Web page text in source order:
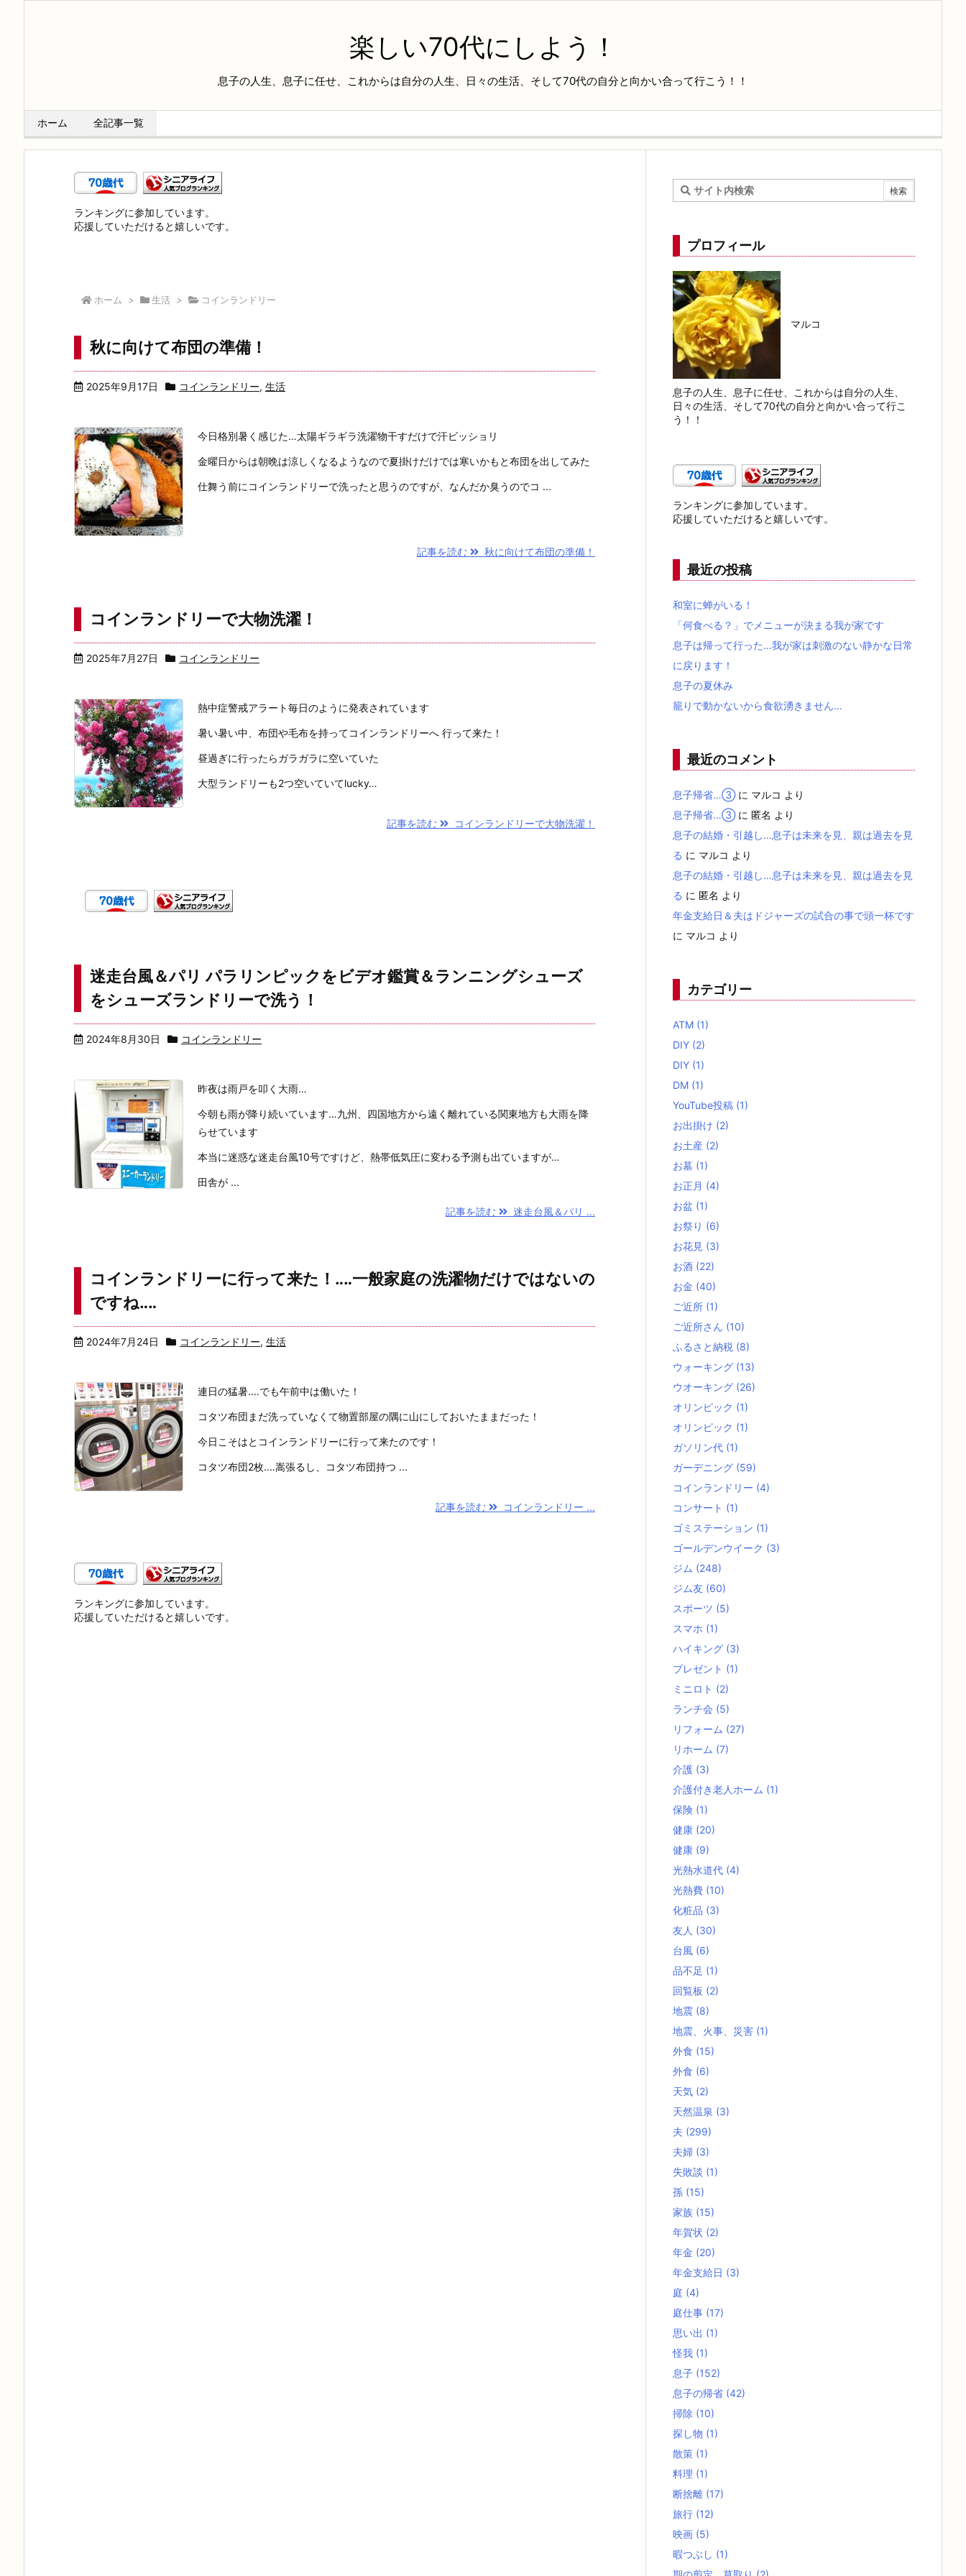
楽しい70代にしよう！
息子の人生、息子に任せ、これからは自分の人生、日々の生活、そして70代の自分と向かい合って行こう！！
ホーム 全記事一覧
ランキングに参加しています。
応援していただけると嬉しいです。
ホーム > 生活 > コインランドリー
秋に向けて布団の準備！
2025年9月17日 コインランドリー, 生活
今日格別暑く感じた…太陽ギラギラ洗濯物干すだけで汗ビッショリ
金曜日からは朝晩は涼しくなるようなので夏掛けだけでは寒いかもと布団を出してみた
仕舞う前にコインランドリーで洗ったと思うのですが、なんだか臭うのでコ ...
記事を読む 秋に向けて布団の準備！
コインランドリーで大物洗濯！
2025年7月27日 コインランドリー
熱中症警戒アラート毎日のように発表されています
暑い暑い中、布団や毛布を持ってコインランドリーへ 行って来た！
昼過ぎに行ったらガラガラに空いていた
大型ランドリーも2つ空いていてlucky…
記事を読む コインランドリーで大物洗濯！
迷走台風＆パリ パラリンピックをビデオ鑑賞＆ランニングシューズ
をシューズランドリーで洗う！
2024年8月30日 コインランドリー
昨夜は雨戸を叩く大雨…
今朝も雨が降り続いています…九州、四国地方から遠く離れている関東地方も大雨を降
らせています
本当に迷惑な迷走台風10号ですけど、熱帯低気圧に変わる予測も出ていますが…
田舎が ...
記事を読む 迷走台風＆パリ ...
コインランドリーに行って来た！‥‥一般家庭の洗濯物だけではないの
ですね‥‥
2024年7月24日 コインランドリー, 生活
連日の猛暑‥‥でも午前中は働いた！
コタツ布団まだ洗っていなくて物置部屋の隅に山にしておいたままだった！
今日こそはとコインランドリーに行って来たのです！
コタツ布団2枚‥‥嵩張るし、コタツ布団持つ ...
記事を読む コインランドリー ...
ランキングに参加しています。
応援していただけると嬉しいです。
プロフィール
マルコ
息子の人生、息子に任せ、これからは自分の人生、
日々の生活、そして70代の自分と向かい合って行こ
う！！
ランキングに参加しています。
応援していただけると嬉しいです。
最近の投稿
和室に蝉がいる！
「何食べる？」でメニューが決まる我が家です
息子は帰って行った…我が家は刺激のない静かな日常
に戻ります！
息子の夏休み
籠りで動かないから食欲湧きません…
最近のコメント
息子帰省…③に マルコ より
息子帰省…③に 匿名 より
息子の結婚・引越し…息子は未来を見、親は過去を見
る に マルコ より
息子の結婚・引越し…息子は未来を見、親は過去を見
る に 匿名 より
年金支給日＆夫はドジャーズの試合の事で頭一杯です
に マルコ より
カテゴリー
ATM (1)
DIY (2)
DIY (1)
DM (1)
YouTube投稿 (1)
お出掛け (2)
お土産 (2)
お墓 (1)
お正月 (4)
お盆 (1)
お祭り (6)
お花見 (3)
お酒 (22)
お金 (40)
ご近所 (1)
ご近所さん (10)
ふるさと納税 (8)
ウォーキング (13)
ウオーキング (26)
オリンピック (1)
オリンピック (1)
ガソリン代 (1)
ガーデニング (59)
コインランドリー (4)
コンサート (1)
ゴミステーション (1)
ゴールデンウイーク (3)
ジム (248)
ジム友 (60)
スポーツ (5)
スマホ (1)
ハイキング (3)
プレゼント (1)
ミニロト (2)
ランチ会 (5)
リフォーム (27)
リホーム (7)
介護 (3)
介護付き老人ホーム (1)
保険 (1)
健康 (20)
健康 (9)
光熱水道代 (4)
光熱費 (10)
化粧品 (3)
友人 (30)
台風 (6)
品不足 (1)
回覧板 (2)
地震 (8)
地震、火事、災害 (1)
外食 (15)
外食 (6)
天気 (2)
天然温泉 (3)
夫 (299)
夫婦 (3)
失敗談 (1)
孫 (15)
家族 (15)
年賀状 (2)
年金 (20)
年金支給日 (3)
庭 (4)
庭仕事 (17)
思い出 (1)
怪我 (1)
息子 (152)
息子の帰省 (42)
掃除 (10)
探し物 (1)
散策 (1)
料理 (1)
断捨離 (17)
旅行 (12)
映画 (5)
暇つぶし (1)